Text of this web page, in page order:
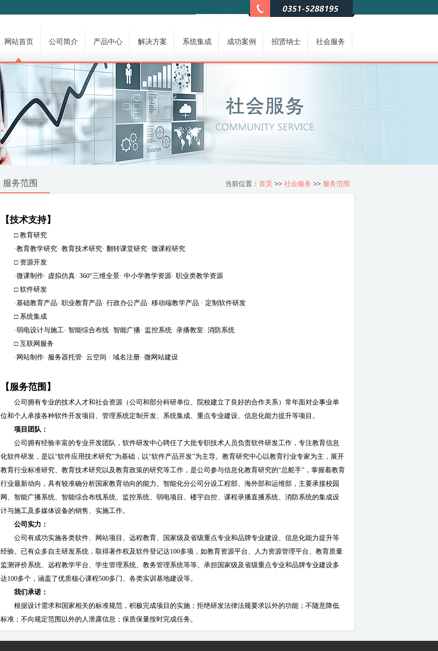
网站首页 公司简介 产品中心 解决方案 系统集成 成功案例 招贤纳士 社会服务
服务范围 当前位置： 首页 >> 社会服务 >> 服务范围
【技术支持】
□ 教育研究
·教育教学研究· 教育技术研究· 翻转课堂研究· 微课程研究
□ 资源开发
·微课制作· 虚拟仿真· 360°三维全景· 中小学教学资源· 职业类教学资源
□ 软件研发
·基础教育产品· 职业教育产品· 行政办公产品· 移动端教学产品 · 定制软件研发
□ 系统集成
·弱电设计与施工· 智能综合布线· 智能广播· 监控系统· 录播教室· 消防系统
□ 互联网服务
·网站制作· 服务器托管· 云空间 · 域名注册· 微网站建设
【服务范围】
公司拥有专业的技术人才和社会资源（公司和部分科研单位、院校建立了良好的合作关系）常年面对企事业单
位和个人承接各种软件开发项目、管理系统定制开发、系统集成、重点专业建设、信息化能力提升等项目。
项目团队：
公司拥有经验丰富的专业开发团队，软件研发中心聘任了大批专职技术人员负责软件研发工作，专注教育信息
化软件研发，是以“软件应用技术研究”为基础，以“软件产品开发”为主导。教育研究中心以教育行业专家为主，展开
教育行业标准研究、教育技术研究以及教育政策的研究等工作，是公司参与信息化教育研究的“总舵手”，掌握着教育
行业最新动向，具有较准确分析国家教育动向的能力。智能化分公司分设工程部、海外部和运维部，主要承接校园
网、智能广播系统、智能综合布线系统、监控系统、弱电项目、楼宇自控、课程录播直播系统、消防系统的集成设
计与施工及多媒体设备的销售、实施工作。
公司实力：
公司有成功实施各类软件、网站项目、远程教育、国家级及省级重点专业和品牌专业建设、信息化能力提升等
经验。已有众多自主研发系统，取得著作权及软件登记达100多项，如教育资源平台、人力资源管理平台、教育质量
监测评价系统、远程教学平台、学生管理系统、教务管理系统等等。承担国家级及省级重点专业和品牌专业建设多
达100多个，涵盖了优质核心课程500多门、各类实训基地建设等。
我们承诺：
根据设计需求和国家相关的标准规范，积极完成项目的实施；拒绝研发法律法规要求以外的功能；不随意降低
标准；不向规定范围以外的人泄露信息；保质保量按时完成任务。